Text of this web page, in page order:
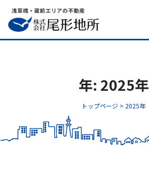
年: 2025年
トップページ > 2025年